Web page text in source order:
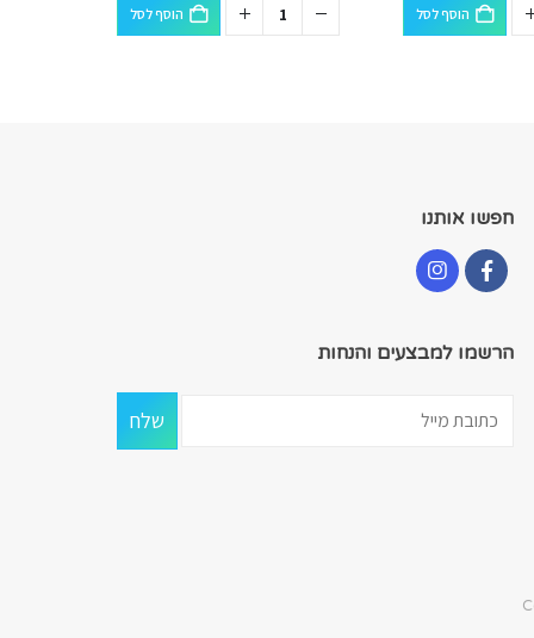
הוסף לסל הוסף לסל
חפשו אותנו
הרשמו למבצעים והנחות